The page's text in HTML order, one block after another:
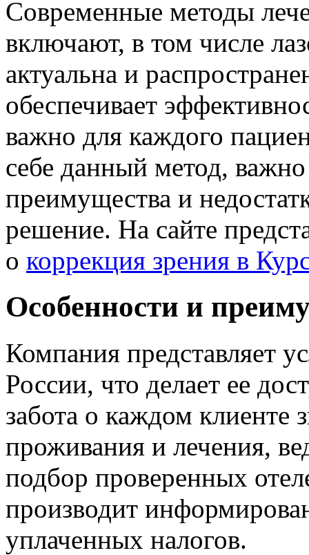
Современные методы
включают, в том числе
актуальна и
обеспечивает
важно для каждого
себе данный метод,
преимущества и
решение. На сайте
о коррекция зрения в
Особенности и
Компания представляет
России, что делает ее
забота о каждом клиенте
проживания и лечения,
подбор проверенных
производит
уплаченных налогов.